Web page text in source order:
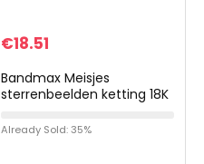
€18.51
Bandmax Meisjes
sterrenbeelden ketting 18K
ketting sterrenbeeld
Already Sold: 35%